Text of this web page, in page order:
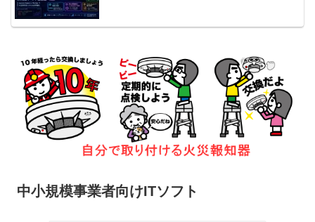
中小規模事業者向けITソフト